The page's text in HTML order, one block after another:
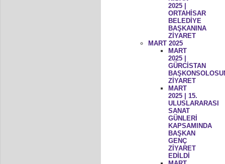
2025 |
ORTAHİSAR
BELEDİYE
BAŞKANINA
ZİYARET
MART 2025
MART
2025 |
GÜRCİSTAN
ZİYARET
MART
2025 | 15.
ULUSLARARASI
SANAT
GÜNLERİ
KAPSAMINDA
BAŞKAN
GENÇ
ZİYARET
EDİLDİ